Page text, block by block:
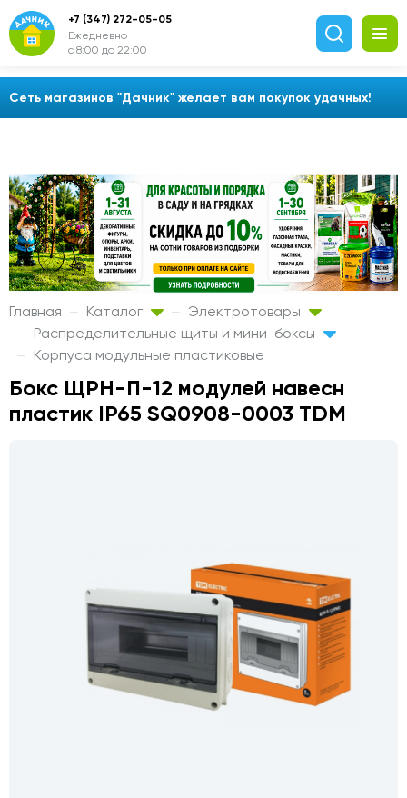
Сеть магазинов "Дачник" желает вам покупок удачных!
+7 (347) 272-05-05
Ежедневно
с 8:00 до 22:00
Главная Каталог
Электротовары
Распределительные щиты и мини-боксы
Корпуса модульные пластиковые
Бокс ЩРН-П-12 модулей навесн
пластик IP65 SQ0908-0003 TDM